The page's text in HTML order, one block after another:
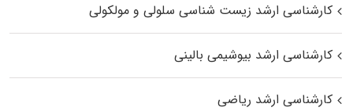
کارشناسی ارشد زیست شناسی سلولی و مولکولی
کارشناسی ارشد بیوشیمی بالینی
کارشناسی ارشد ریاضی